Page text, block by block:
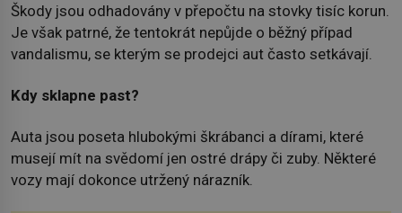
Škody jsou odhadovány v přepočtu na stovky tisíc korun.
Je však patrné, že tentokrát nepůjde o běžný případ
vandalismu, se kterým se prodejci aut často setkávají.
Kdy sklapne past?
Auta jsou poseta hlubokými škrábanci a dírami, které
musejí mít na svědomí jen ostré drápy či zuby. Některé
vozy mají dokonce utržený nárazník.